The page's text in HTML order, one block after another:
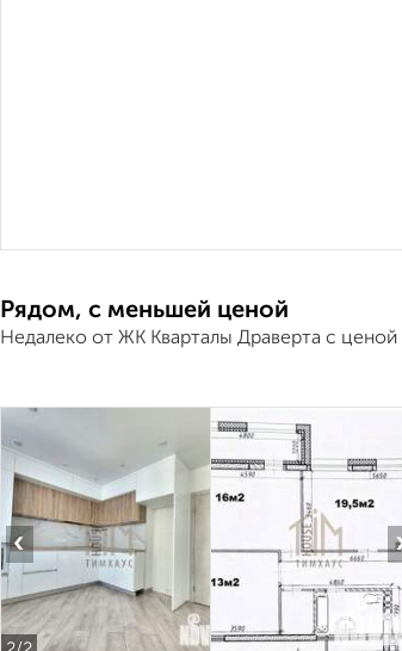
Рядом, с меньшей ценой
Недалеко от ЖК Кварталы Драверта с
‹